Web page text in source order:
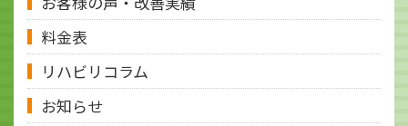
料金表
リハビリコラム
お知らせ